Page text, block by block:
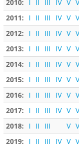
2010:
I II III IV V
2011:
I II III IV V
2012:
I II III IV V
2013:
I II III IV V
2014:
I II III IV V
2015:
I II III IV V
2016:
I II III IV V
2017:
I II III IV V
2018:
I II III V
2019:
I II III IV V